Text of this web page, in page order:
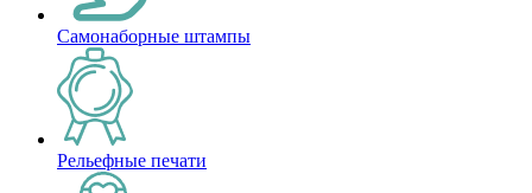
Самонаборные штампы
Рельефные печати